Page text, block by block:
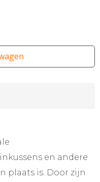
en andere
plaats is. Door zijn